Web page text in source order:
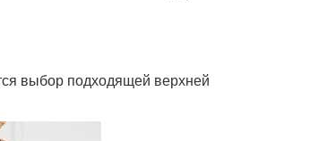
выбор подходящей верхней